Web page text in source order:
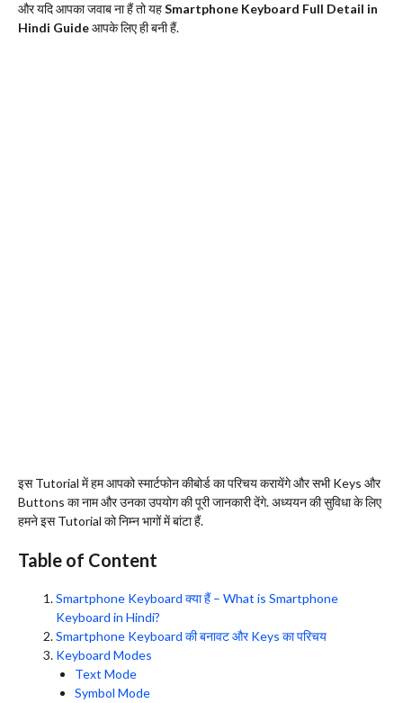
और यदि आपका जवाब ना हैं तो यहSmartphone Keyboard Full Detail in
Hindi Guideआपके लिए ही बनी हैं.
इस Tutorial में हम आपको स्मार्टफोन कीबोर्ड का परिचय करायेंगे और सभी Keys और
Buttons का नाम और उनका उपयोग की पूरी जानकारी देंगे. अध्ययन की सुविधा के लिए
हमने इस Tutorial को निम्न भागों में बांटा हैं.
Table of Content
Smartphone Keyboard क्या हैं – What is Smartphone
Keyboard in Hindi?
Smartphone Keyboard की बनावट और Keys का परिचय
Keyboard Modes
Text Mode
Symbol Mode